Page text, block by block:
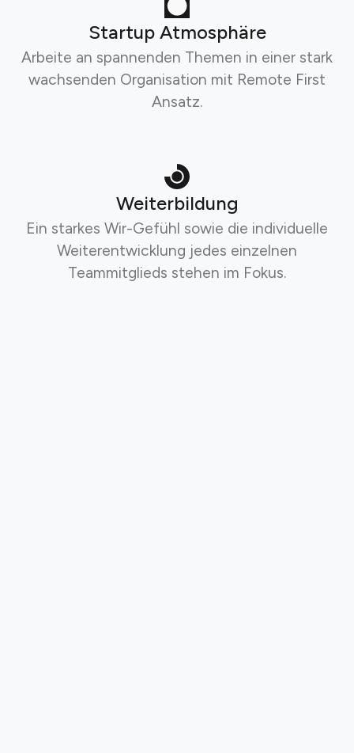
Startup Atmosphäre
Arbeite an spannenden Themen in einer stark
wachsenden Organisation mit Remote First
Ansatz.
Weiterbildung
Ein starkes Wir-Gefühl sowie die individuelle
Weiterentwicklung jedes einzelnen
Teammitglieds stehen im Fokus.